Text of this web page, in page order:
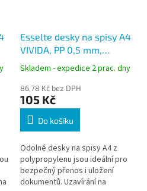
Esselte desky na spisy A4
VIVIDA, PP 0,5 mm,
gumička, zelené
Skladem - expedice 2 prac. dny
86,78 Kč bez DPH
105 Kč
Do košíku
Odolné desky na spisy A4 z
polypropylenu jsou ideální pro
bezpečný přenos i uložení
dokumentů. Uzavírání na